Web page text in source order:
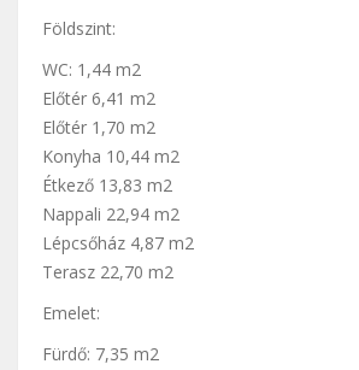
Földszint:
WC: 1,44 m2
Előtér 6,41 m2
Előtér 1,70 m2
Konyha 10,44 m2
Étkező 13,83 m2
Nappali 22,94 m2
Lépcsőház 4,87 m2
Terasz 22,70 m2
Emelet:
Fürdő: 7,35 m2